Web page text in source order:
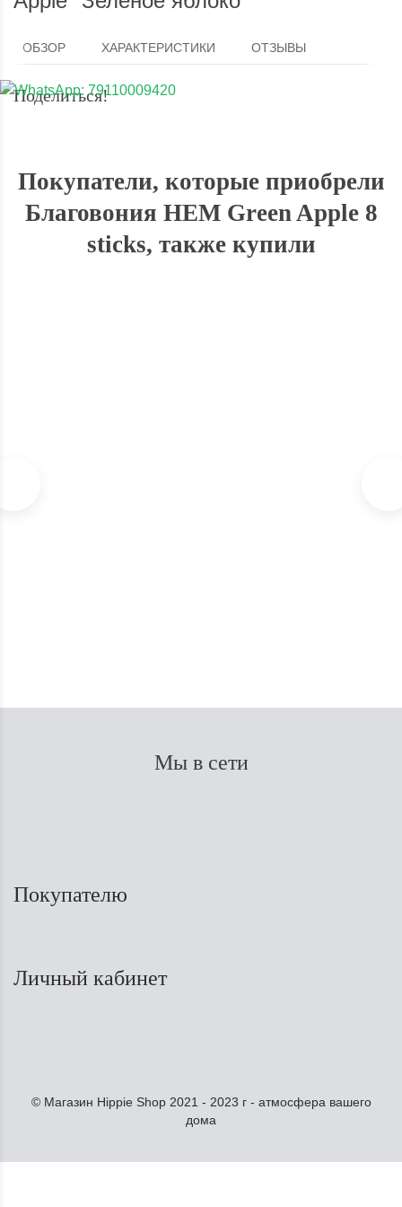
ОБЗОР ХАРАКТЕРИСТИКИ ОТЗЫВЫ
Поделиться!
Покупатели, которые приобрели
Благовония HEM Green Apple 8
sticks, также купили
Мы в сети
Покупателю
Личный кабинет
© Магазин Hippie Shop 2021 - 2023 г - атмосфера вашего
дома